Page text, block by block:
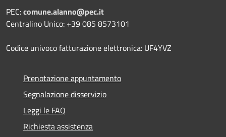
PEC:comune.alanno@pec.it
Centralino Unico: +39 085 8573101
Codice univoco fatturazione elettronica: UF4YVZ
Prenotazione appuntamento
Segnalazione disservizio
Leggi le FAQ
Richiesta assistenza